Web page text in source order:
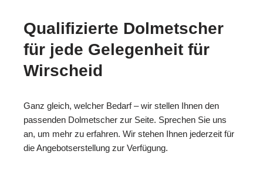
Qualifizierte Dolmetscher
für jede Gelegenheit für
Wirscheid
Ganz gleich, welcher Bedarf – wir stellen Ihnen den
passenden Dolmetscher zur Seite. Sprechen Sie uns
an, um mehr zu erfahren. Wir stehen Ihnen jederzeit für
die Angebotserstellung zur Verfügung.